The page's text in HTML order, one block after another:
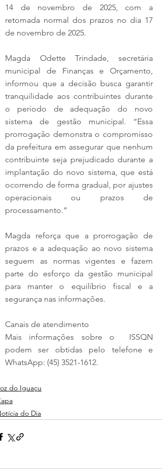
14 de novembro de 2025, com a
retomada normal dos prazos no dia 17
de novembro de 2025.
Magda Odette Trindade, secretária
municipal de Finanças e Orçamento,
informou que a decisão busca garantir
tranquilidade aos contribuintes durante
o período de adequação do novo
sistema de gestão municipal. “Essa
prorrogação demonstra o compromisso
da prefeitura em assegurar que nenhum
contribuinte seja prejudicado durante a
implantação do novo sistema, que está
ocorrendo de forma gradual, por ajustes
operacionais ou prazos de
processamento.”
Magda reforça que a prorrogação de
prazos e a adequação ao novo sistema
seguem as normas vigentes e fazem
parte do esforço da gestão municipal
para manter o equilíbrio fiscal e a
segurança nas informações.
Canais de atendimento
Mais informações sobre o  ISSQN
podem ser obtidas pelo telefone e
WhatsApp: (45) 3521-1612.
do Iguaçu
do Dia